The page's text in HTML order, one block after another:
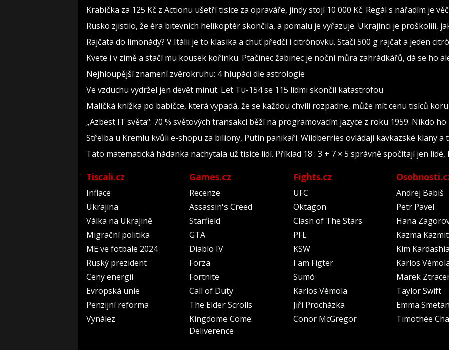
Krabička za 125 Kč z Actionu ušetří tisíce za opraváře, jindy stojí 10 000 Kč. Regál s nářadím je
Rusko zjistilo, že éra bitevních helikoptér skončila, a pomalu je vyřazuje. Ukrajinci je proškolili,
Rajčata do limonády? V Itálii je to klasika a chuť předčí i citrónovku. Stačí 500 g rajčat a jeden
Kvete i v zimě a stačí mu kousek kořínku. Ptačinec žabinec je noční můra zahrádkářů, dá se ho
Nejhloupější znamení zvěrokruhu: 4 hlupáci dle astrologie
Ve vzduchu vydržel jen devět minut. Let Tu-154 se 115 lidmi skončil katastrofou
Maličká knížka po babičce, která vypadá, že se každou chvíli rozpadne, může mít cenu tisíců
„Azbest IT světa“: 70 % světových transakcí běží na programovacím jazyce z roku 1959. Nikdo
Střelba u Kremlu kvůli e-shopu za biliony, Putin panikaří. Wildberries ovládají kavkazské klany a
Tato matematická hádanka nachytala už tisíce lidí. Příklad 18 : 3 + 7 × 5 správně spočítají jen
Tiscali.cz
Inflace
Ukrajina
Válka na Ukrajině
Migrační politika
ME ve fotbale 2024
Ruský prezident
Ceny energií
Evropská unie
Penzijní reforma
Vynález
Games.cz
Recenze
Assassin's Creed
Starfield
GTA
Diablo IV
Forza
Fortnite
Call of Duty
The Elder Scrolls
Kingdome Come:
Deliverence
Fights.cz
UFC
Oktagon
Clash of The Stars
PFL
KSW
I am Figter
Sumó
Karlos Vémola
Jiří Procházka
Conor McGregor
Andrej Babiš
Petr Pavel
Hana
Kazma
Kim
Karlos
Marek
Taylor Swift
Emma
Timothée